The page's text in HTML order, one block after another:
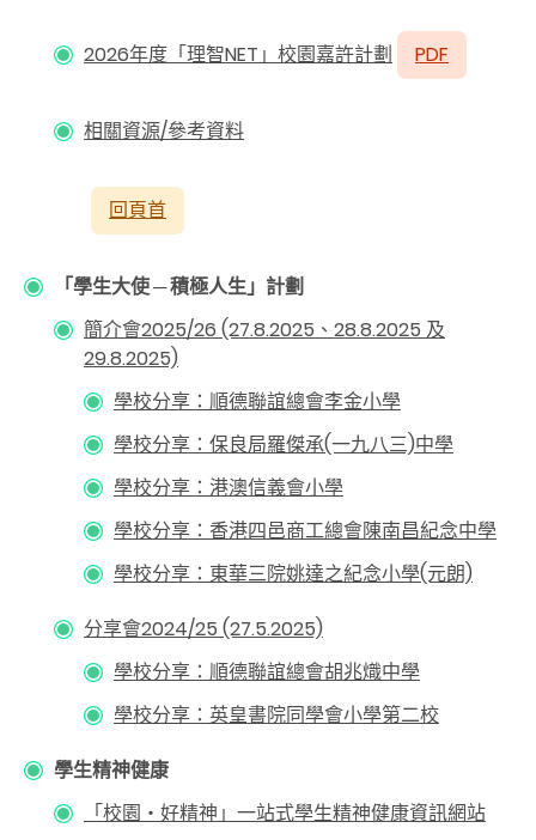
2026年度「理智NET」校園嘉許計劃 PDF
相關資源/參考資料
回頁首
「學生大使 ─ 積極人生」計劃
簡介會2025/26 (27.8.2025、28.8.2025 及
29.8.2025)
學校分享：順德聯誼總會李金小學
學校分享：保良局羅傑承(一九八三)中學
學校分享：港澳信義會小學
學校分享：香港四邑商工總會陳南昌紀念中學
學校分享：東華三院姚達之紀念小學(元朗)
分享會2024/25 (27.5.2025)
學校分享：順德聯誼總會胡兆熾中學
學校分享：英皇書院同學會小學第二校
學生精神健康
「校園‧好精神」一站式學生精神健康資訊網站